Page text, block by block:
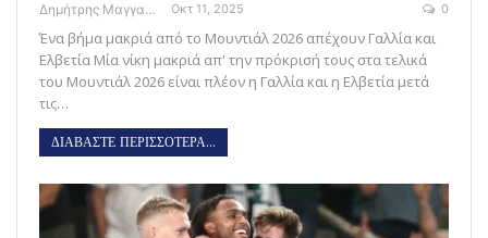
Δημήτρης Μαγγανάρης Οκτ 11, 2025 0
Ένα βήμα μακριά από το Μουντιάλ 2026 απέχουν Γαλλία και
Ελβετία Μία νίκη μακριά απ' την πρόκρισή τους στα τελικά
του Μουντιάλ 2026 είναι πλέον η Γαλλία και η Ελβετία μετά
τις…
ΔΙΑΒΑΣΤΕ ΠΕΡΙΣΣΟΤΕΡΑ...